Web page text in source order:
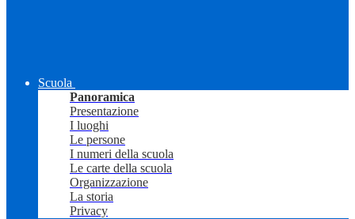
Scuola
Panoramica
Presentazione
I luoghi
Le persone
I numeri della scuola
Le carte della scuola
Organizzazione
La storia
Privacy